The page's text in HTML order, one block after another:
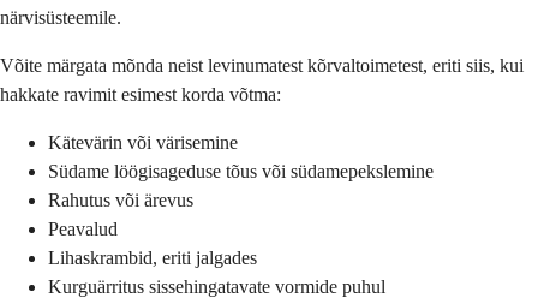
närvisüsteemile.
Võite märgata mõnda neist levinumatest kõrvaltoimetest, eriti siis, kui
hakkate ravimit esimest korda võtma:
Kätevärin või värisemine
Südame löögisageduse tõus või südamepekslemine
Rahutus või ärevus
Peavalud
Lihaskrambid, eriti jalgades
Kurguärritus sissehingatavate vormide puhul